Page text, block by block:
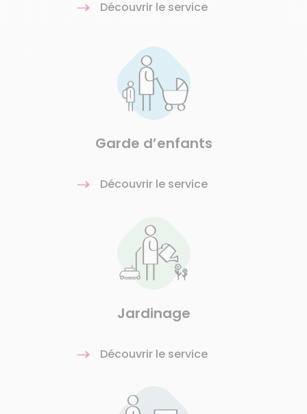
Découvrir le service
Garde d’enfants
Découvrir le service
Jardinage
Découvrir le service